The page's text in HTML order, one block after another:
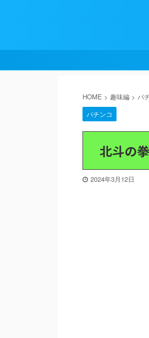
HOME > 趣味編 > パ
パチンコ
北斗の
2024年3月12日